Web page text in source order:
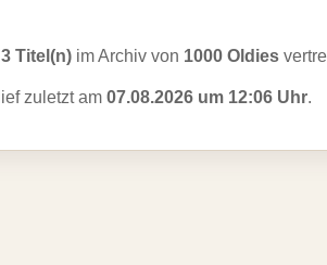
3 Titel(n) im Archiv von 1000 Oldies
lief zuletzt am 07.08.2026 um 12:06 Uhr.